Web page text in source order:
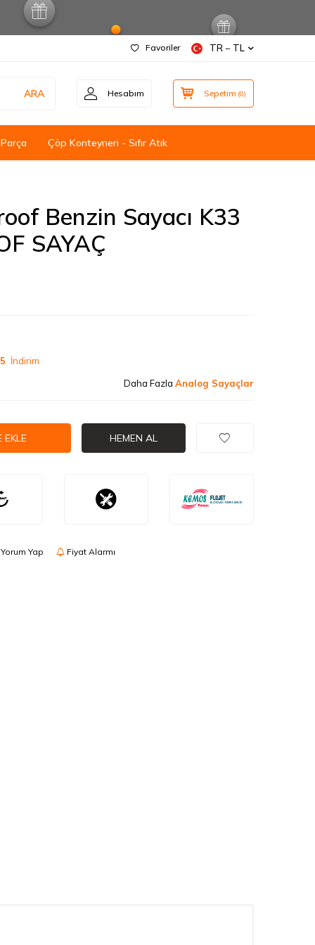
Favoriler TR − TL
ARA Hesabım Sepetim (0)
Çöp Konteyneri - Sıfır Atık
Benzin Sayacı K33
SAYAÇ
İndirim
Daha Fazla Analog Sayaçlar
EKLE HEMEN AL
Yap Fiyat Alarmı